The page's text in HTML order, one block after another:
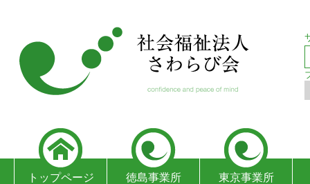
トップページ 徳島事業所 東京事業所